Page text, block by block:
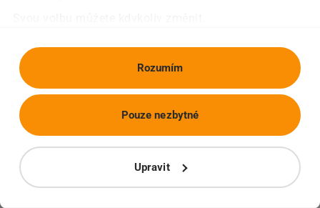
Rozumím
Upravit
Pouze nezbytné